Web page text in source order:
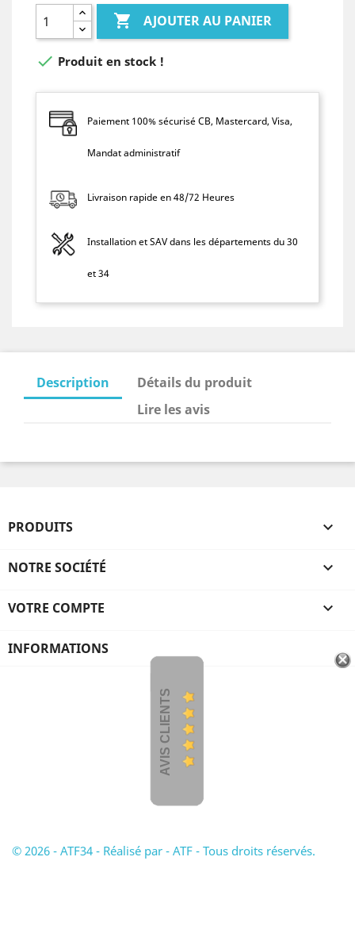
 AJOUTER AU PANIER
 Produit en stock !
Paiement 100% sécurisé CB, Mastercard, Visa,
Mandat administratif
Livraison rapide en 48/72 Heures
Installation et SAV dans les départements du 30
et 34
Description
Détails du produit
Lire les avis
PRODUITS 
NOTRE SOCIÉTÉ 
VOTRE COMPTE 
INFORMATIONS
AVIS CLIENTS
© 2026 - ATF34 - Réalisé par - ATF - Tous droits réservés.